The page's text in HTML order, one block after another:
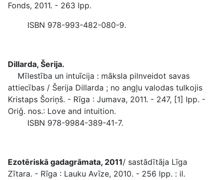
Fonds, 2011. - 263 lpp.
ISBN 978-993-482-080-9.
Dillarda, Šerija.
Mīlestība un intuīcija : māksla pilnveidot savas
attiecības / Šerija Dillarda ; no angļu valodas tulkojis
Kristaps Šoriņš. - Rīga : Jumava, 2011. - 247, [1] lpp. -
Oriģ. nos.: Love and intuition.
ISBN 978-9984-389-41-7.
Ezotēriskā gadagrāmata, 2011/ sastādītāja Līga
Zītara. - Rīga : Lauku Avīze, 2010. - 256 lpp. : il.